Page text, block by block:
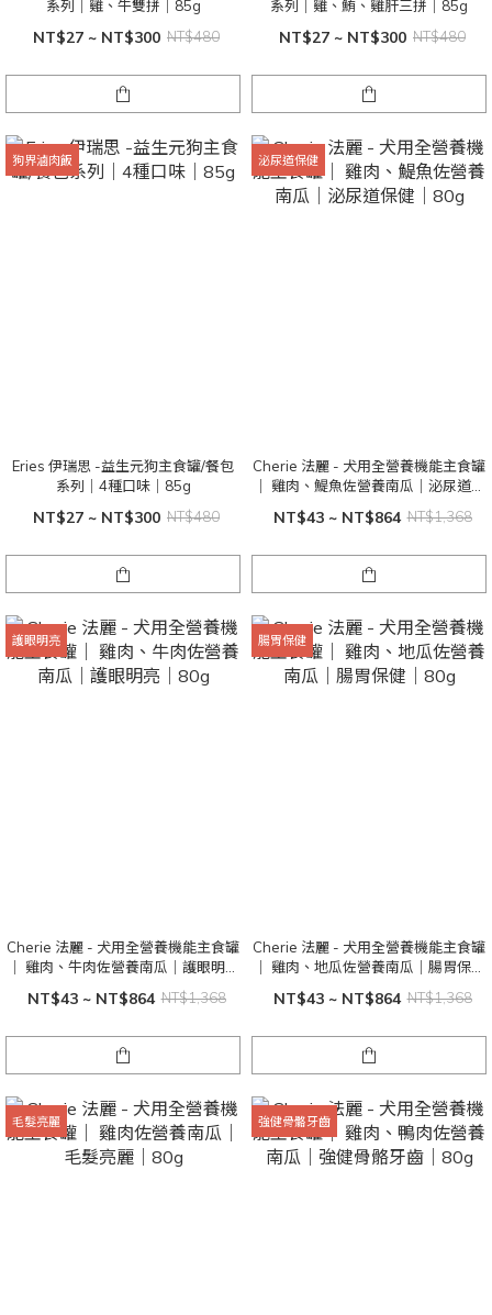
系列｜雞、牛雙拼｜85g
NT$27 ~ NT$300 NT$480
系列｜雞、鮪、雞肝三拼｜85g
NT$27 ~ NT$300 NT$480
狗界滷肉飯
Eries 伊瑞思 -益生元狗主食罐/餐包
系列｜4種口味｜85g
NT$27 ~ NT$300 NT$480
泌尿道保健
Cherie 法麗 - 犬用全營養機能主食罐
｜ 雞肉、鯷魚佐營養南瓜｜泌尿道保
健｜80g
NT$43 ~ NT$864 NT$1,368
護眼明亮
Cherie 法麗 - 犬用全營養機能主食罐
｜ 雞肉、牛肉佐營養南瓜｜護眼明亮
NT$43 ~ NT$864 NT$1,368
腸胃保健
Cherie 法麗 - 犬用全營養機能主食罐
｜ 雞肉、地瓜佐營養南瓜｜腸胃保健
NT$43 ~ NT$864 NT$1,368
毛髮亮麗 強健骨骼牙齒